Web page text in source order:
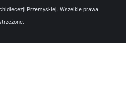
Przemyskiej. Wszelkie prawa